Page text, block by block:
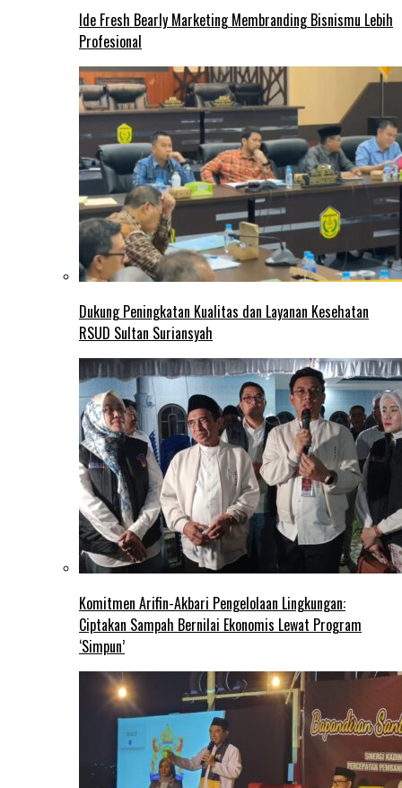
Ide Fresh Bearly Marketing Membranding Bisnismu Lebih
Profesional
Dukung Peningkatan Kualitas dan Layanan Kesehatan
RSUD Sultan Suriansyah
Komitmen Arifin-Akbari Pengelolaan Lingkungan:
Ciptakan Sampah Bernilai Ekonomis Lewat Program
‘Simpun’